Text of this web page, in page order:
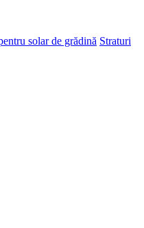
solar de grădină Straturi